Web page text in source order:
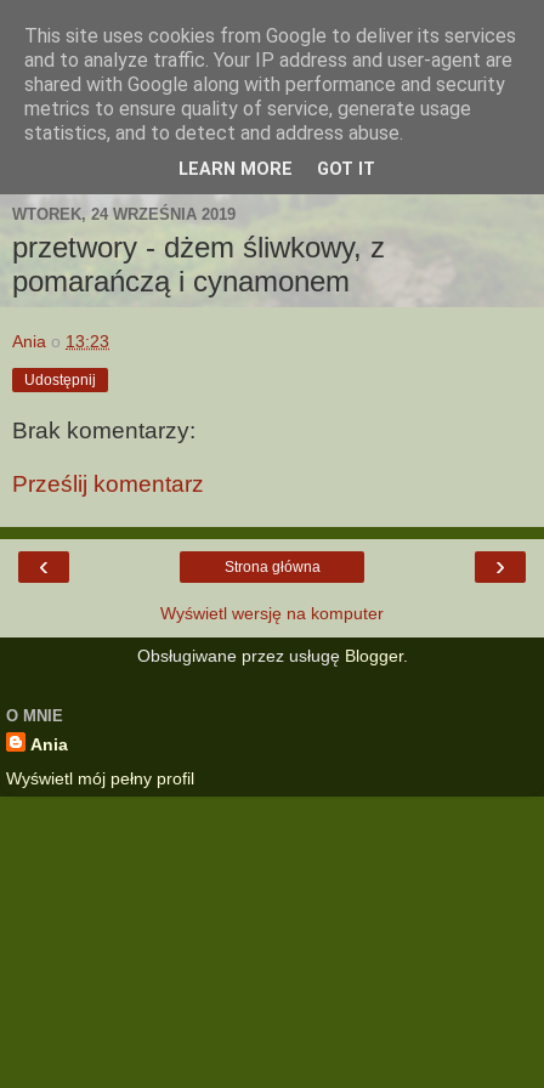
WTOREK, 24 WRZEŚNIA 2019
przetwory - dżem śliwkowy, z
pomarańczą i cynamonem
Ania o 13:23
Udostępnij
Brak komentarzy:
Prześlij komentarz
‹ ›
Strona główna
Wyświetl wersję na komputer
Obsługiwane przez usługę Blogger.
O MNIE
Ania
Wyświetl mój pełny profil
This site uses cookies from Google to deliver its services
and to analyze traffic. Your IP address and user-agent are
shared with Google along with performance and security
metrics to ensure quality of service, generate usage
statistics, and to detect and address abuse.
LEARN MORE GOT IT